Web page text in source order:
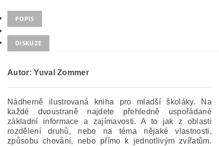
POPIS
DISKUZE
Autor: Yuval Zommer
Nádherně ilustrovaná kniha pro mladší školáky. Na
každé dvoustraně najdete přehledně uspořádané
základní informace a zajímavosti. A to jak z oblasti
rozdělení druhů, nebo na téma nějaké vlastnosti,
způsobu chování, nebo přímo k jednotlivým zvířatům.